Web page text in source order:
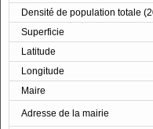
Densité de population totale
Superficie
Latitude
Longitude
Maire
Adresse de la mairie